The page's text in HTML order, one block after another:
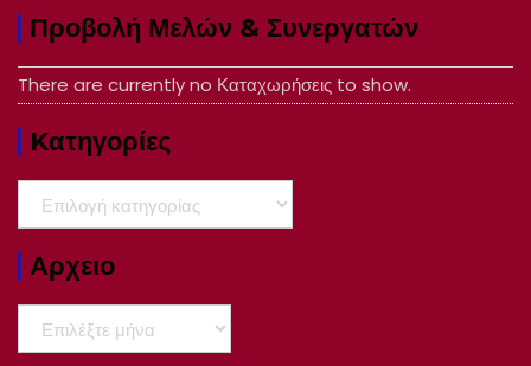
Προβολή Μελών & Συνεργατών
There are currently no Καταχωρήσεις to show.
Kατηγορίες
Αρχειο